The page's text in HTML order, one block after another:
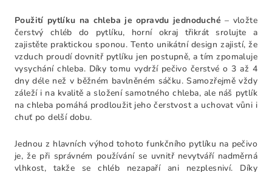
Použití pytlíku na chleba je opravdu jednoduché – vložte
čerstvý chléb do pytlíku, horní okraj třikrát srolujte a
zajistěte praktickou sponou. Tento unikátní design zajistí, že
vzduch proudí dovnitř pytlíku jen postupně, a tím zpomaluje
vysychání chleba. Díky tomu vydrží pečivo čerstvé o 3 až 4
dny déle než v běžném bavlněném sáčku. Samozřejmě vždy
záleží i na kvalitě a složení samotného chleba, ale náš pytlík
na chleba pomáhá prodloužit jeho čerstvost a uchovat vůni i
chuť po delší dobu.
Jednou z hlavních výhod tohoto funkčního pytlíku na pečivo
je, že při správném používání se uvnitř nevytváří nadměrná
vlhkost, takže se chléb nezapaří ani nezplesniví. Díky